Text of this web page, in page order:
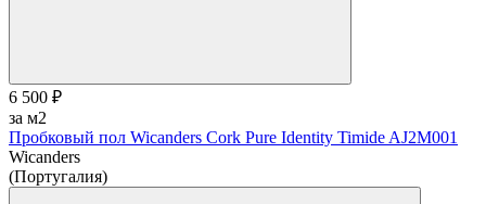
6 500 ₽
за м2
Пробковый пол Wicanders Cork Pure Identity Timide AJ2M001
Wicanders
(Португалия)